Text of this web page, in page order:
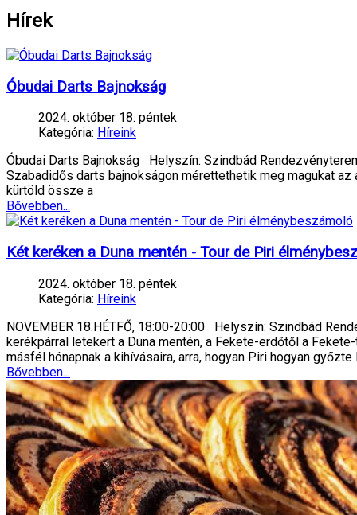
Hírek
Óbudai Darts Bajnokság
2024. október 18. péntek
Kategória: Híreink
Óbudai Darts Bajnokság Helyszín: Szindbád
Szabadidős darts bajnokságon mérettethetik meg magukat
kürtöld össze a
Bővebben...
Két keréken a Duna mentén - Tour de Piri
2024. október 18. péntek
Kategória: Híreink
NOVEMBER 18.HÉTFŐ, 18:00-20:00 Helyszín: Szindbád
kerékpárral letekert a Duna mentén, a Fekete-erdőtől a
másfél hónapnak a kihívásaira, arra, hogyan Piri hogyan győzte
Bővebben...